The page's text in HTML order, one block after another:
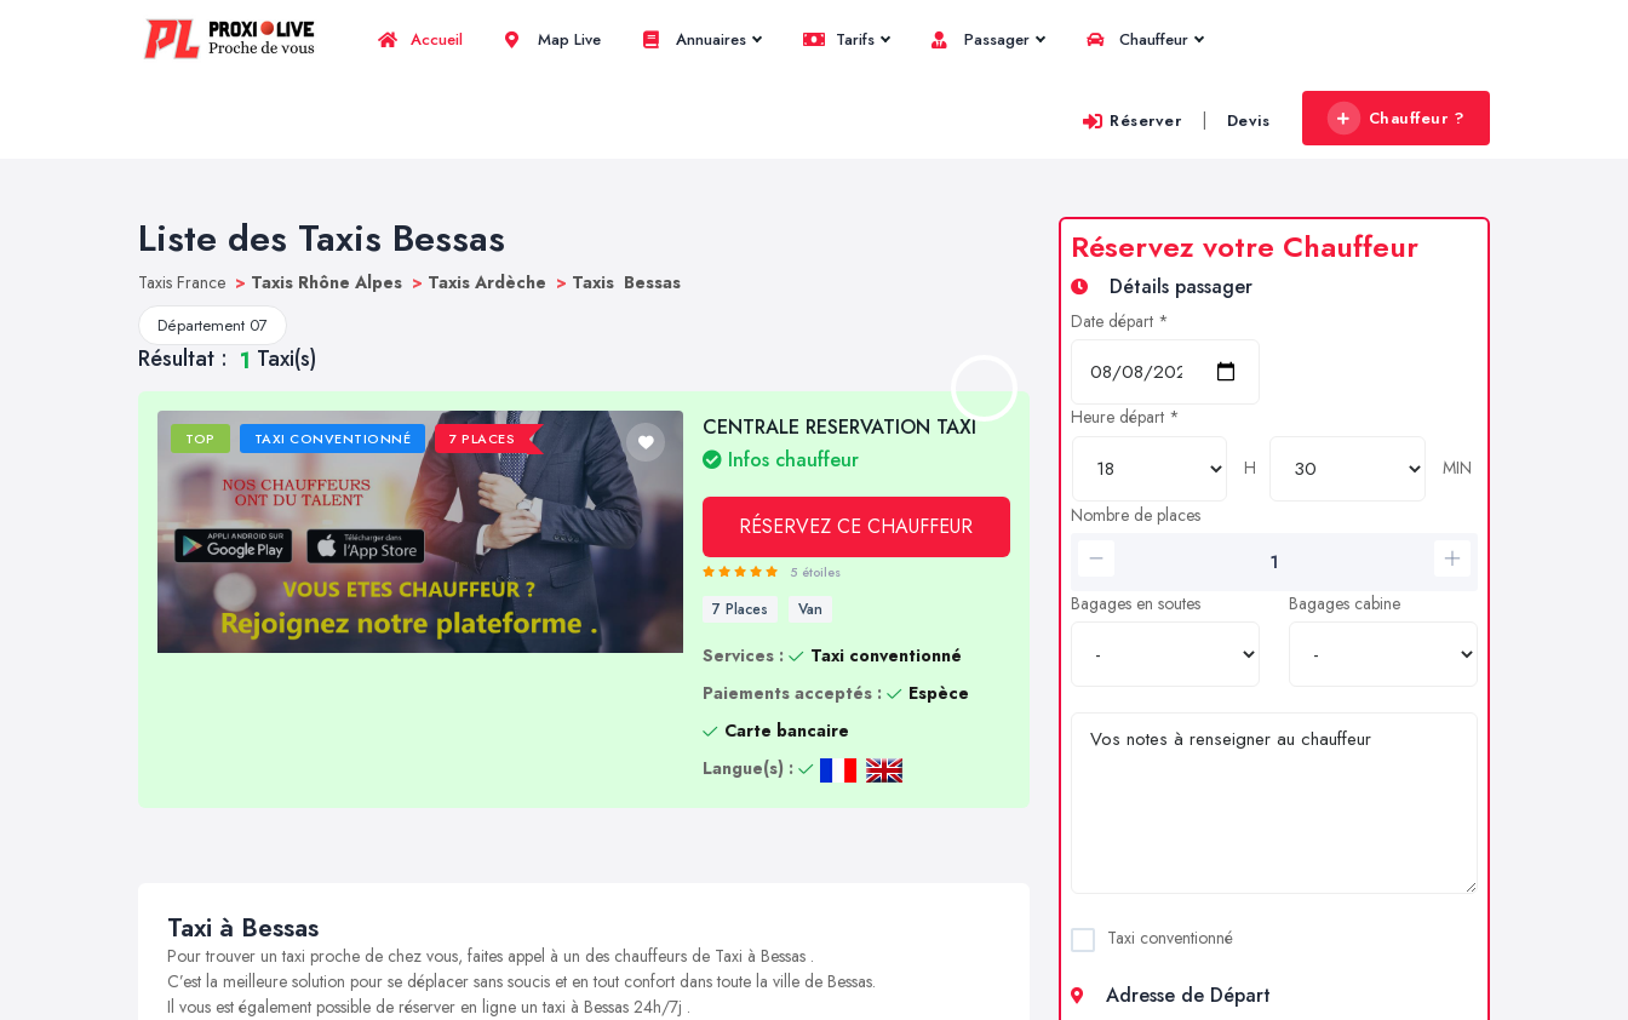
Accueil Map Live Annuaires Tarifs Passager Chauffeur
Réserver | Devis Chauffeur ?
Liste des Taxis Bessas
Taxis France > Taxis Rhône Alpes > Taxis Ardèche > Taxis Bessas
Département 07
Résultat : 1 Taxi(s)
TOP TAXI CONVENTIONNÉ 7 PLACES
CENTRALE RESERVATION TAXI
Infos chauffeur
RÉSERVEZ CE CHAUFFEUR
5 étoiles
7 Places Van
Services :
Taxi conventionné
Paiements acceptés :
Espèce
Carte bancaire
Langue(s) :
Taxi à Bessas
Pour trouver un taxi proche de chez vous, faites appel à un des chauffeurs de Taxi à Bessas .
C’est la meilleure solution pour se déplacer sans soucis et en tout confort dans toute la ville de Bessas.
Il vous est également possible de réserver en ligne un taxi à Bessas 24h/7j .
Réservez votre Chauffeur
Détails passager
Date départ *
Heure départ *
H
MIN
Nombre de places
Bagages en soutes Bagages cabine
Taxi conventionné
Adresse de Départ